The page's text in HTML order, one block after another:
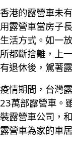
香港的露營車未
用露營車當房子
生活方式。如一
所都斷捨離，上
有退休後，駕著
疫情期間，台灣
23萬部露營車。
裝露營車公司，
露營車為家的車